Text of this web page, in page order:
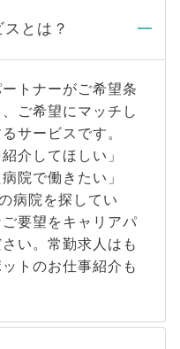
とは？
トナーがご希望条
ご希望にマッチし
サービスです。
介してほしい」
院で働きたい」
病院を探してい
要望をキャリアパ
い。常勤求人はも
トのお仕事紹介も